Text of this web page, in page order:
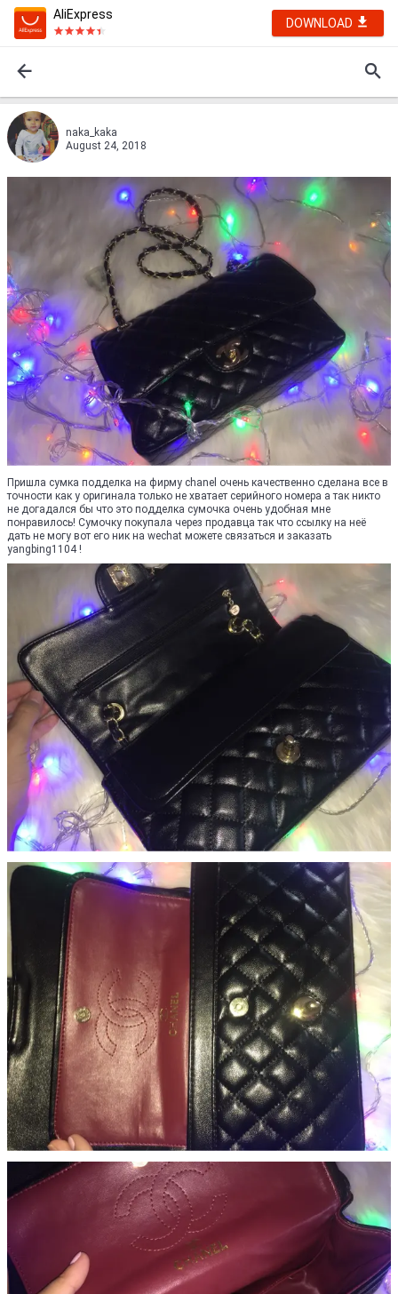
AliExpress
DOWNLOAD
naka_kaka
August 24, 2018
Пришла сумка подделка на фирму chanel очень качественно сделана все в
точности как у оригинала только не хватает серийного номера а так никто
не догадался бы что это подделка сумочка очень удобная мне
понравилось! Сумочку покупала через продавца так что ссылку на неё
дать не могу вот его ник на wechat можете связаться и заказать
yangbing1104 !